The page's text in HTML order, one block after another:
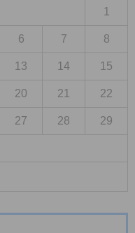
1
6 7 8
13 14 15
20 21 22
27 28 29